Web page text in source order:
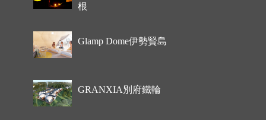
根
Glamp Dome伊勢賢島
GRANXIA別府鐵輪